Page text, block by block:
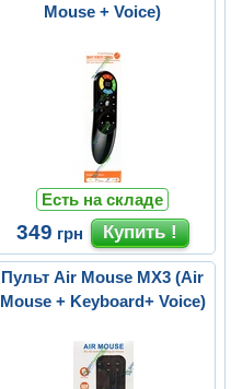
Mouse + Voice)
Есть на складе
349 грн
Пульт Air Mouse MX3 (Air
Mouse + Keyboard+ Voice)